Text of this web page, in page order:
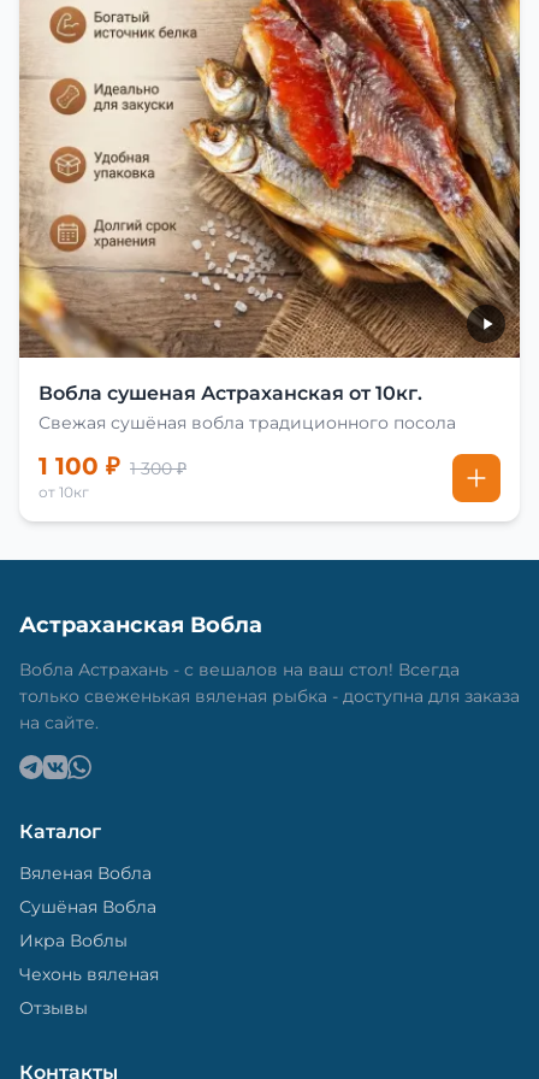
Вобла сушеная Астраханская от 10кг.
Свежая сушёная вобла традиционного посола
1 100 ₽ 1 300 ₽
от 10кг
Астраханская Вобла
Вобла Астрахань - с вешалов на ваш стол! Всегда
только свеженькая вяленая рыбка - доступна для заказа
на сайте.
Каталог
Вяленая Вобла
Сушёная Вобла
Икра Воблы
Чехонь вяленая
Отзывы
Контакты